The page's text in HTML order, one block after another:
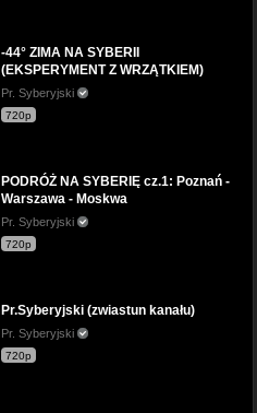
-44° ZIMA NA SYBERII
(EKSPERYMENT Z WRZĄTKIEM)
Pr. Syberyjski
720p
PODRÓŻ NA SYBERIĘ cz.1: Poznań -
Warszawa - Moskwa
Pr. Syberyjski
720p
Pr.Syberyjski (zwiastun kanału)
Pr. Syberyjski
720p